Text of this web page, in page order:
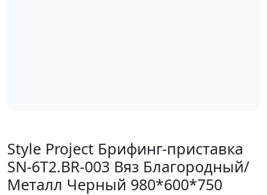
Style Project Брифинг-приставка
SN-6T2.BR-003 Вяз Благородный/
Металл Черный 980*600*750